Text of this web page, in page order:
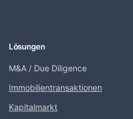
Lösungen
M&A / Due Diligence
Immobilientransaktionen
Kapitalmarkt